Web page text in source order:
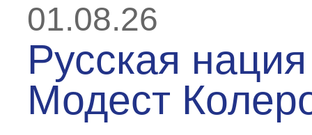
01.08.26
Русская
Модест